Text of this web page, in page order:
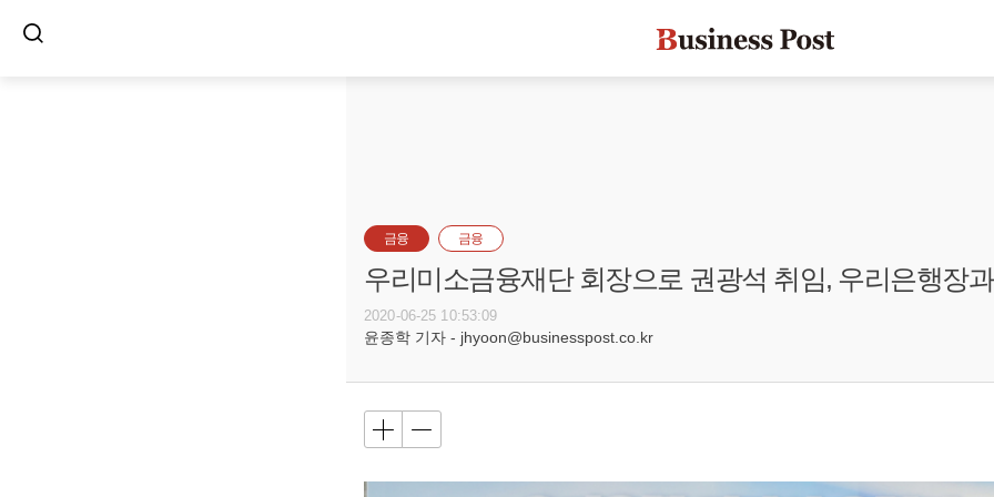
금융 금융
우리미소금융재단 회장으로 권광석 취임, 우리은행장
2020-06-25 10:53:09
윤종학 기자 - jhyoon@businesspost.co.kr